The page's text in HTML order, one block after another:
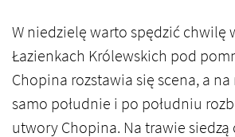
W niedzielę warto spędzić chwilę
Łazienkach Królewskich pod
Chopina rozstawia się scena, a
samo południe i po południu
utwory Chopina. Na trawie siedzą